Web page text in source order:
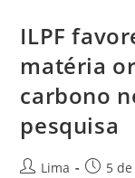
ILPF
matéria
carbono
pesquisa
Lima 5